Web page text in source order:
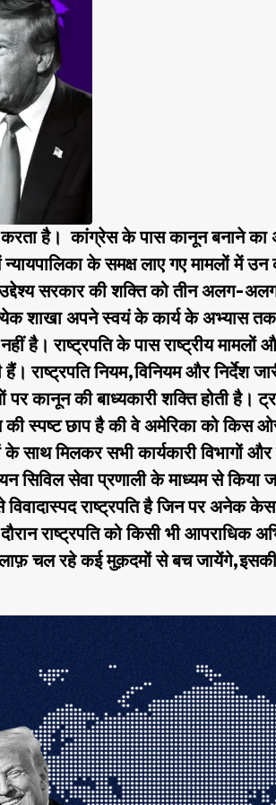
है। कांग्रेस के पास कानून बनाने का
के समक्ष लाए गए मामलों में उन
सरकार की शक्ति को तीन अलग-
शाखा अपने स्वयं के कार्य के अभ्यास
है। राष्ट्रपति के पास राष्ट्रीय
राष्ट्रपति नियम,विनियम और निर्देश
कानून की बाध्यकारी शक्ति होती है।
स्पष्ट छाप है की वे अमेरिका को किस
साथ मिलकर सभी कार्यकारी विभागों
सिविल सेवा प्रणाली के माध्यम से किया
राष्ट्रपति है जिन पर अनेक केस
राष्ट्रपति को किसी भी आपराधिक
चल रहे कई मुक़दमों से बच जायेंगे,इसकी